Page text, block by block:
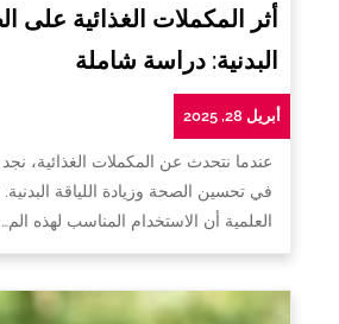
أثر المكملات الغذائية على
البدنية: دراسة شاملة
أبريل 28, 2025
عندما نتحدث عن المكملات الغذائية،
في تحسين الصحة وزيادة اللياقة
العلمية أن الاستخدام المناسب لهذه الم…